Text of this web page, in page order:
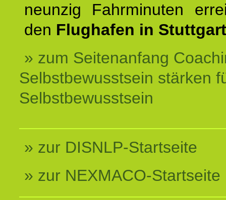
neunzig Fahrminuten
den Flughafen in
» zum Seitenanfang
Selbstbewusstsein stärken
Selbstbewusstsein
» zur DISNLP-Startseite
» zur NEXMACO-Startseite